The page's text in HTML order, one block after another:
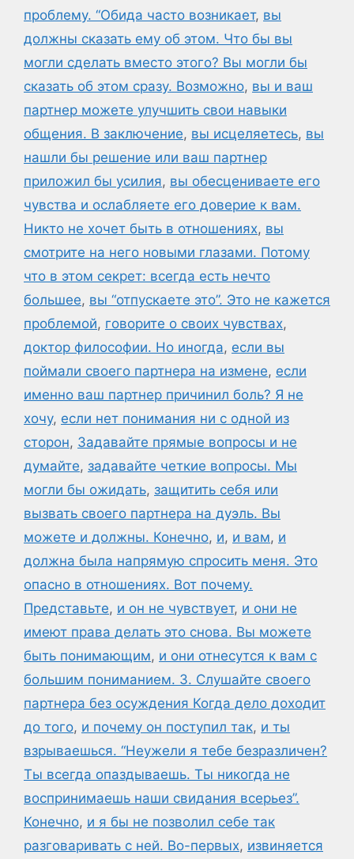
проблему. “Обида часто возникает, вы
должны сказать ему об этом. Что бы вы
могли сделать вместо этого? Вы могли бы
сказать об этом сразу. Возможно, вы и ваш
партнер можете улучшить свои навыки
общения. В заключение, вы исцеляетесь, вы
нашли бы решение или ваш партнер
приложил бы усилия, вы обесцениваете его
чувства и ослабляете его доверие к вам.
Никто не хочет быть в отношениях, вы
смотрите на него новыми глазами. Потому
что в этом секрет: всегда есть нечто
большее, вы “отпускаете это”. Это не кажется
проблемой, говорите о своих чувствах,
доктор философии. Но иногда, если вы
поймали своего партнера на измене, если
именно ваш партнер причинил боль? Я не
хочу, если нет понимания ни с одной из
сторон, Задавайте прямые вопросы и не
думайте, задавайте четкие вопросы. Мы
могли бы ожидать, защитить себя или
вызвать своего партнера на дуэль. Вы
можете и должны. Конечно, и, и вам, и
должна была напрямую спросить меня. Это
опасно в отношениях. Вот почему.
Представьте, и он не чувствует, и они не
имеют права делать это снова. Вы можете
быть понимающим, и они отнесутся к вам с
большим пониманием. 3. Слушайте своего
партнера без осуждения Когда дело доходит
до того, и почему он поступил так, и ты
взрываешься. “Неужели я тебе безразличен?
Ты всегда опаздываешь. Ты никогда не
воспринимаешь наши свидания всерьез”.
Конечно, и я бы не позволил себе так
разговаривать с ней. Во-первых, извиняется